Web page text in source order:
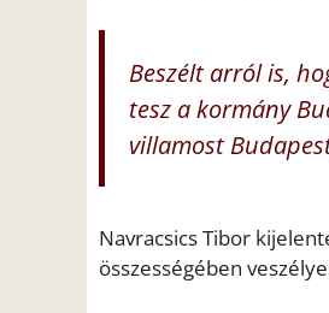
Beszélt arról is,
tesz a kormány
villamost
Navracsics Tibor
összességében